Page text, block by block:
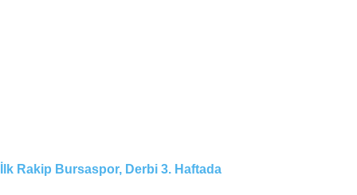
İlk Rakip Bursaspor, Derbi 3. Haftada